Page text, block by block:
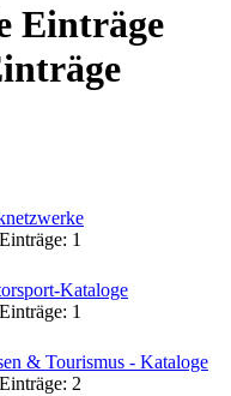
Einträge
1
Kataloge
1
& Tourismus - Kataloge
2